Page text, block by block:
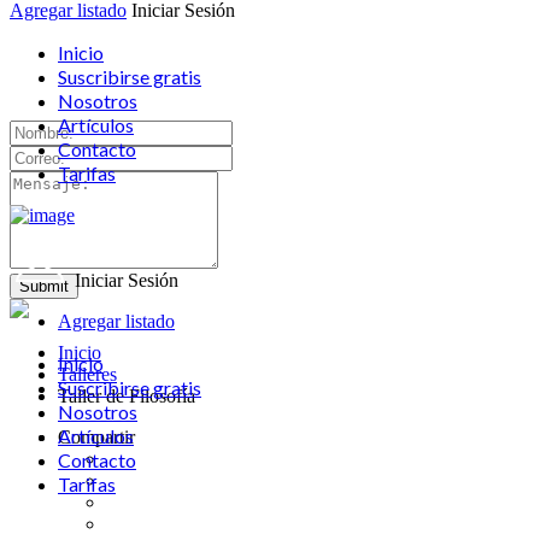
Agregar listado Iniciar Sesión
Inicio
Suscribirse gratis
Nosotros
Artículos
Contacto
Tarifas
Iniciar Sesión
Agregar listado
Inicio
Suscribirse gratis
Nosotros
Artículos
Contacto
Tarifas
Inicio
Talleres
Taller de Filosofía
Compartir